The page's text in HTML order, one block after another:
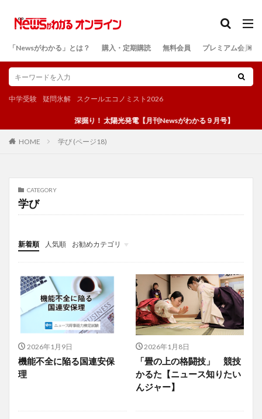
「Newsがわかる」とは？ 購入・定期購読 無料会員 プレミアム会員
中学受験 疑問氷解 スクールエコノミスト2026
深掘り！ 太陽光発電【月刊Newsがわかる９月号】
HOME 学び (ページ18)
CATEGORY
学び
新着順 人気順
お勧めカテゴリ
投稿
学び
マンガ
電子書籍
2026年1月9日
機能不全に陥る国連安保
理
2026年1月8日
「畳の上の格闘技」 競技
かるた【ニュース知りたい
んジャー】
検索